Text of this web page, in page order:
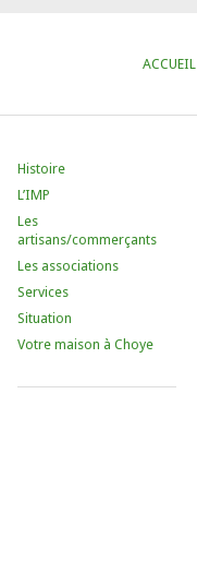
ACCUEIL
Histoire
L’IMP
Les
artisans/commerçants
Les associations
Services
Situation
Votre maison à Choye